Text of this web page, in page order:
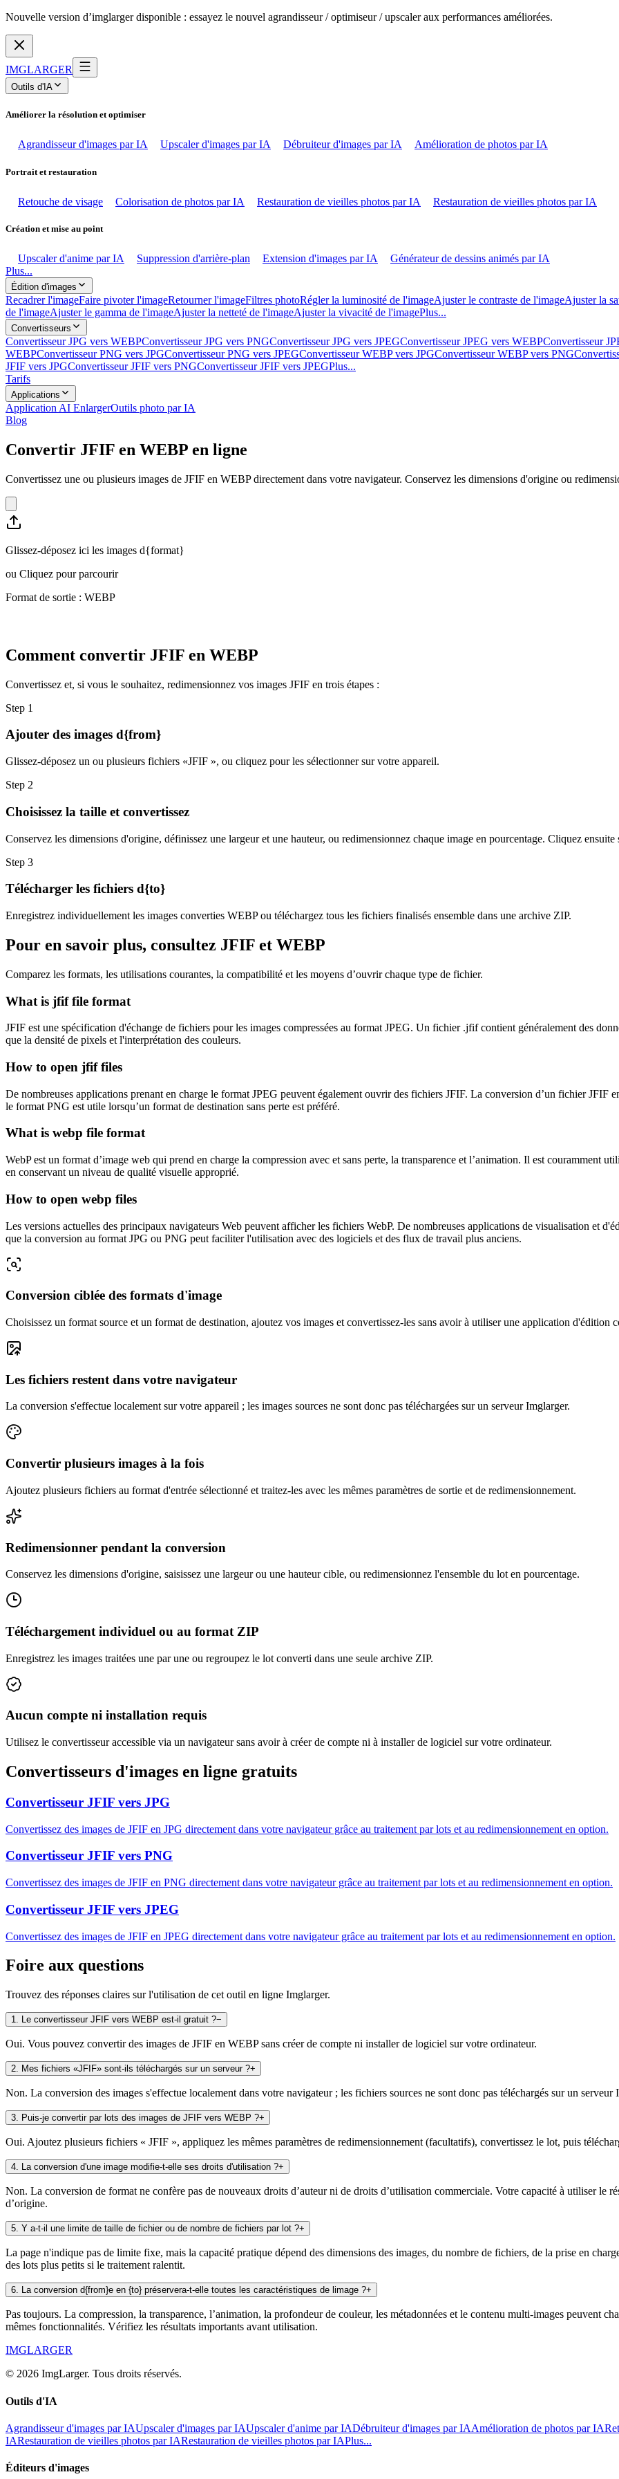
Nouvelle version d’imglarger disponible : essayez le nouvel agrandisseur / optimiseur / upscaler aux performances améliorées.
IMGLARGER
Outils d'IA
Améliorer la résolution et optimiser
Agrandisseur d'images par IA Upscaler d'images par IA Débruiteur d'images par IA Amélioration de photos par IA
Portrait et restauration
Retouche de visage Colorisation de photos par IA Restauration de vieilles photos par IA Restauration de vieilles photos par IA
Création et mise au point
Upscaler d'anime par IA Suppression d'arrière-plan Extension d'images par IA
Générateur de dessins animés par IA
Plus...
Édition d'images
Recadrer l'imageFaire pivoter l'imageRetourner l'imageFiltres photoRégler la luminosité de l'imageAjuster le contraste de l'imageAjuster la
de l'imageAjuster le gamma de l'imageAjuster la netteté de l'imageAjuster la vivacité de l'imagePlus...
Convertisseurs
Convertisseur JPG vers WEBPConvertisseur JPG vers PNGConvertisseur JPG vers JPEGConvertisseur JPEG vers WEBPConvertisseur
WEBPConvertisseur PNG vers JPGConvertisseur PNG vers JPEGConvertisseur WEBP vers JPGConvertisseur WEBP vers PNG
JFIF vers JPGConvertisseur JFIF vers PNGConvertisseur JFIF vers JPEGPlus...
Tarifs
Applications
Application AI EnlargerOutils photo par IA
Blog
Convertir JFIF en WEBP en ligne
Convertissez une ou plusieurs images de JFIF en WEBP directement dans votre navigateur. Conservez les dimensions d'origine ou
Glissez-déposez ici les images d{format}
ou Cliquez pour parcourir
Format de sortie : WEBP
Comment convertir JFIF en WEBP
Convertissez et, si vous le souhaitez, redimensionnez vos images JFIF en trois étapes :
Step 1
Ajouter des images d{from}
Glissez-déposez un ou plusieurs fichiers «JFIF », ou cliquez pour les sélectionner sur votre appareil.
Step 2
Choisissez la taille et convertissez
Conservez les dimensions d'origine, définissez une largeur et une hauteur, ou redimensionnez chaque image en pourcentage. Cliquez
Step 3
Télécharger les fichiers d{to}
Enregistrez individuellement les images converties WEBP ou téléchargez tous les fichiers finalisés ensemble dans une archive ZIP.
Pour en savoir plus, consultez JFIF et WEBP
Comparez les formats, les utilisations courantes, la compatibilité et les moyens d’ouvrir chaque type de fichier.
What is jfif file format
JFIF est une spécification d'échange de fichiers pour les images compressées au format JPEG. Un fichier .jfif contient généralement des
que la densité de pixels et l'interprétation des couleurs.
How to open jfif files
De nombreuses applications prenant en charge le format JPEG peuvent également ouvrir des fichiers JFIF. La conversion d’un fichier JFIF
le format PNG est utile lorsqu’un format de destination sans perte est préféré.
What is webp file format
WebP est un format d’image web qui prend en charge la compression avec et sans perte, la transparence et l’animation. Il est couramment
en conservant un niveau de qualité visuelle approprié.
How to open webp files
Les versions actuelles des principaux navigateurs Web peuvent afficher les fichiers WebP. De nombreuses applications de visualisation et
que la conversion au format JPG ou PNG peut faciliter l'utilisation avec des logiciels et des flux de travail plus anciens.
Conversion ciblée des formats d'image
Choisissez un format source et un format de destination, ajoutez vos images et convertissez-les sans avoir à utiliser une application d'édition
Les fichiers restent dans votre navigateur
La conversion s'effectue localement sur votre appareil ; les images sources ne sont donc pas téléchargées sur un serveur Imglarger.
Convertir plusieurs images à la fois
Ajoutez plusieurs fichiers au format d'entrée sélectionné et traitez-les avec les mêmes paramètres de sortie et de redimensionnement.
Redimensionner pendant la conversion
Conservez les dimensions d'origine, saisissez une largeur ou une hauteur cible, ou redimensionnez l'ensemble du lot en pourcentage.
Téléchargement individuel ou au format ZIP
Enregistrez les images traitées une par une ou regroupez le lot converti dans une seule archive ZIP.
Aucun compte ni installation requis
Utilisez le convertisseur accessible via un navigateur sans avoir à créer de compte ni à installer de logiciel sur votre ordinateur.
Convertisseurs d'images en ligne gratuits
Convertisseur JFIF vers JPG
Convertissez des images de JFIF en JPG directement dans votre navigateur grâce au traitement par lots et au redimensionnement en option.
Convertisseur JFIF vers PNG
Convertissez des images de JFIF en PNG directement dans votre navigateur grâce au traitement par lots et au redimensionnement en option.
Convertisseur JFIF vers JPEG
Convertissez des images de JFIF en JPEG directement dans votre navigateur grâce au traitement par lots et au redimensionnement en option.
Foire aux questions
Trouvez des réponses claires sur l'utilisation de cet outil en ligne Imglarger.
1. Le convertisseur JFIF vers WEBP est-il gratuit ?−
Oui. Vous pouvez convertir des images de JFIF en WEBP sans créer de compte ni installer de logiciel sur votre ordinateur.
2. Mes fichiers «JFIF» sont-ils téléchargés sur un serveur ?+
Non. La conversion des images s'effectue localement dans votre navigateur ; les fichiers sources ne sont donc pas téléchargés sur un serveur
3. Puis-je convertir par lots des images de JFIF vers WEBP ?+
Oui. Ajoutez plusieurs fichiers « JFIF », appliquez les mêmes paramètres de redimensionnement (facultatifs), convertissez le lot, puis
4. La conversion d'une image modifie-t-elle ses droits d'utilisation ?+
Non. La conversion de format ne confère pas de nouveaux droits d’auteur ni de droits d’utilisation commerciale. Votre capacité à utiliser le
d’origine.
5. Y a-t-il une limite de taille de fichier ou de nombre de fichiers par lot ?+
La page n'indique pas de limite fixe, mais la capacité pratique dépend des dimensions des images, du nombre de fichiers, de la prise en
des lots plus petits si le traitement ralentit.
6. La conversion d{from}e en {to} préservera-t-elle toutes les caractéristiques de limage ?+
Pas toujours. La compression, la transparence, l’animation, la profondeur de couleur, les métadonnées et le contenu multi-images peuvent
mêmes fonctionnalités. Vérifiez les résultats importants avant utilisation.
IMGLARGER
© 2026 ImgLarger. Tous droits réservés.
Outils d'IA
Agrandisseur d'images par IAUpscaler d'images par IAUpscaler d'anime par IADébruiteur d'images par IAAmélioration de photos par IA
IARestauration de vieilles photos par IARestauration de vieilles photos par IAPlus...
Éditeurs d'images